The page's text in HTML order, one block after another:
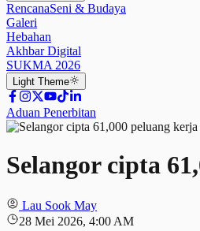
RencanaSeni & Budaya
Galeri
Hebahan
Akhbar Digital
SUKMA 2026
Light Theme
Aduan Penerbitan
Selangor cipta
Lau Sook May
28 Mei 2026, 4:00 AM